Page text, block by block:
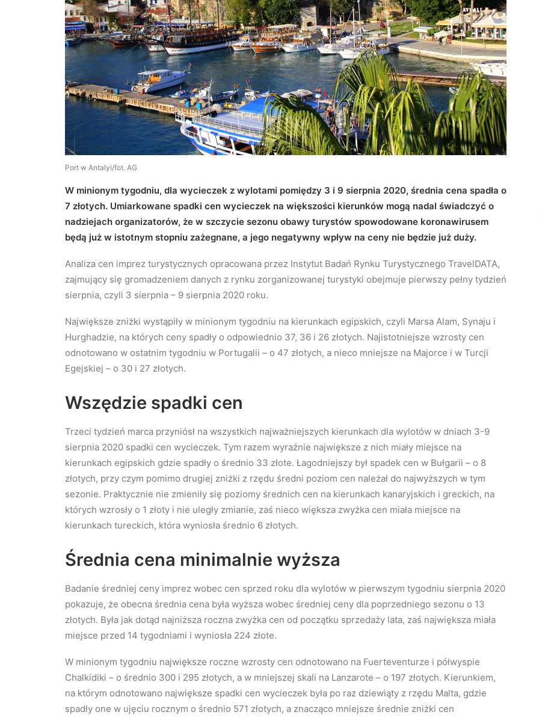
Port w Antalyi/fot. AG
W minionym tygodniu, dla wycieczek z wylotami pomiędzy 3 i 9 sierpnia 2020, średnia cena spadła o
7 złotych. Umiarkowane spadki cen wycieczek na większości kierunków mogą nadal świadczyć o
nadziejach organizatorów, że w szczycie sezonu obawy turystów spowodowane koronawirusem
będą już w istotnym stopniu zażegnane, a jego negatywny wpływ na ceny nie będzie już duży.
Analiza cen imprez turystycznych opracowana przez Instytut Badań Rynku Turystycznego TravelDATA,
zajmujący się gromadzeniem danych z rynku zorganizowanej turystyki obejmuje pierwszy pełny tydzień
sierpnia, czyli 3 sierpnia – 9 sierpnia 2020 roku.
Największe zniżki wystąpiły w minionym tygodniu na kierunkach egipskich, czyli Marsa Alam, Synaju i
Hurghadzie, na których ceny spadły o odpowiednio 37, 36 i 26 złotych. Najistotniejsze wzrosty cen
odnotowano w ostatnim tygodniu w Portugalii – o 47 złotych, a nieco mniejsze na Majorce i w Turcji
Egejskiej – o 30 i 27 złotych.
Wszędzie spadki cen
Trzeci tydzień marca przyniósł na wszystkich najważniejszych kierunkach dla wylotów w dniach 3-9
sierpnia 2020 spadki cen wycieczek. Tym razem wyraźnie największe z nich miały miejsce na
kierunkach egipskich gdzie spadły o średnio 33 złote. Łagodniejszy był spadek cen w Bułgarii – o 8
złotych, przy czym pomimo drugiej zniżki z rzędu średni poziom cen należał do najwyższych w tym
sezonie. Praktycznie nie zmieniły się poziomy średnich cen na kierunkach kanaryjskich i greckich, na
których wzrosły o 1 złoty i nie uległy zmianie, zaś nieco większa zwyżka cen miała miejsce na
kierunkach tureckich, która wyniosła średnio 6 złotych.
Średnia cena minimalnie wyższa
Badanie średniej ceny imprez wobec cen sprzed roku dla wylotów w pierwszym tygodniu sierpnia 2020
pokazuje, że obecna średnia cena była wyższa wobec średniej ceny dla poprzedniego sezonu o 13
złotych. Była jak dotąd najniższa roczna zwyżka cen od początku sprzedaży lata, zaś największa miała
miejsce przed 14 tygodniami i wyniosła 224 złote.
W minionym tygodniu największe roczne wzrosty cen odnotowano na Fuerteventurze i półwyspie
Chalkidiki – o średnio 300 i 295 złotych, a w mniejszej skali na Lanzarote – o 197 złotych. Kierunkiem,
na którym odnotowano największe spadki cen wycieczek była po raz dziewiąty z rzędu Malta, gdzie
spadły one w ujęciu rocznym o średnio 571 złotych, a znacząco mniejsze średnie zniżki cen